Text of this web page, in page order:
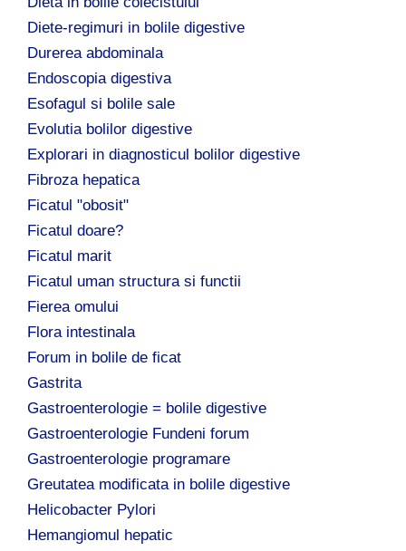
Diete-regimuri in bolile digestive
Durerea abdominala
Endoscopia digestiva
Esofagul si bolile sale
Evolutia bolilor digestive
Explorari in diagnosticul bolilor digestive
Fibroza hepatica
Ficatul "obosit"
Ficatul doare?
Ficatul marit
Ficatul uman structura si functii
Fierea omului
Flora intestinala
Forum in bolile de ficat
Gastrita
Gastroenterologie = bolile digestive
Gastroenterologie Fundeni forum
Gastroenterologie programare
Greutatea modificata in bolile digestive
Helicobacter Pylori
Hemangiomul hepatic